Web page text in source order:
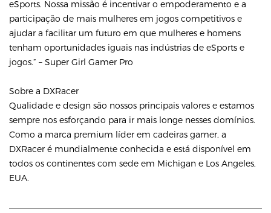
eSports. Nossa missão é incentivar o empoderamento e a
participação de mais mulheres em jogos competitivos e
ajudar a facilitar um futuro em que mulheres e homens
tenham oportunidades iguais nas indústrias de eSports e
jogos.” – Super Girl Gamer Pro
Sobre a DXRacer
Qualidade e design são nossos principais valores e estamos
sempre nos esforçando para ir mais longe nesses domínios.
Como a marca premium líder em cadeiras gamer, a
DXRacer é mundialmente conhecida e está disponível em
todos os continentes com sede em Michigan e Los Angeles,
EUA.